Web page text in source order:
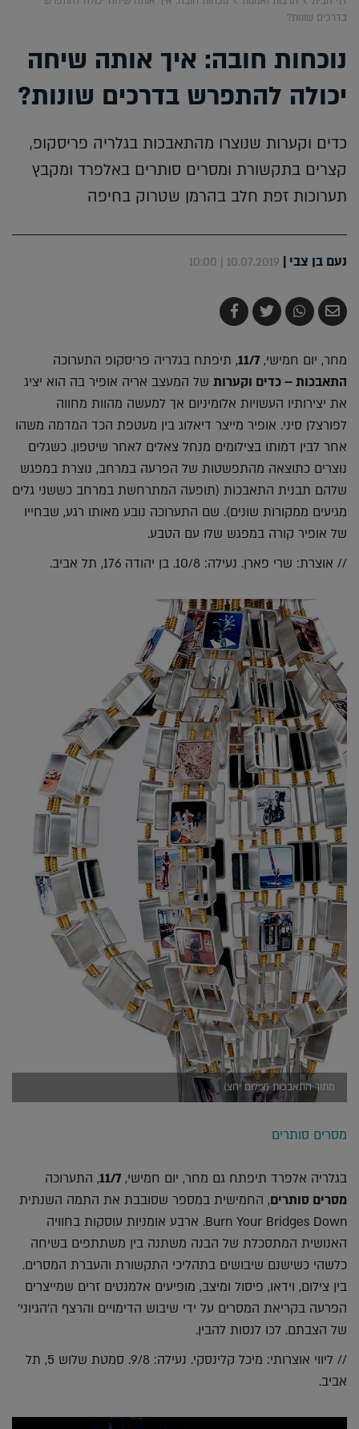
בדרכים שונות?
נוכחות חובה: איך אותה שיחה
יכולה להתפרש בדרכים שונות?
כדים וקערות שנוצרו מהתאבכות בגלריה פריסקופ,
קצרים בתקשורת ומסרים סותרים באלפרד ומקבץ
תערוכות זפת חלב בהרמן שטרוק בחיפה
נעם בן צבי |
10.07.2019 | 10:00
שלח
בדואר
שתף
ב-
צייץ
ב-
שתף
ב-
מחר, יום חמישי,11/7, תיפתח בגלריה פריסקופ התערוכה
התאבכות – כדים וקערות של המעצב אריה אופיר בה הוא יציג
את יצירותיו העשויות אלומיניום אך למעשה מהוות מחווה
לפורצלן סיני. אופיר מייצר דיאלוג בין מעטפת הכד המדמה משהו
אחר לבין דמותו בצילומים מנחל צאלים לאחר שיטפון. כשגלים
נוצרים כתוצאה מהתפשטות של הפרעה במרחב, נוצרת במפגש
שלהם תבנית התאבכות (תופעה המתרחשת במרחב כששני גלים
מגיעים ממקורות שונים). שם התערוכה נובע מאותו רגע, שבחייו
של אופיר קורה במפגש שלו עם הטבע.
// אוצרת: שרי פארן. נעילה: 10/8. בן יהודה 176, תל אביב.
מתוך התאבכות (צילום יחצ)
מסרים סותרים
בגלריה אלפרד תיפתח גם מחר, יום חמישי,11/7, התערוכה
מסרים סותרים, החמישית במספר שסובבת את התמה השנתית
Burn Your Bridges Down. ארבע אומניות עוסקות בחוויה
האנושית המתסכלת של הבנה משתנה בין משתתפים בשיחה
כלשהי כשישנם שיבושים בתהליכי התקשורת והעברת המסרים.
בין צילום, וידאו, פיסול ומיצב, מופיעים אלמנטים זרים שמייצרים
הפרעה בקריאת המסרים על ידי שיבוש הדימויים והרצף ה'הגיוני'
של הצבתם. לכו לנסות להבין.
// ליווי אוצרותי: מיכל קלינסקי. נעילה: 9/8. סמטת שלוש 5, תל
אביב.